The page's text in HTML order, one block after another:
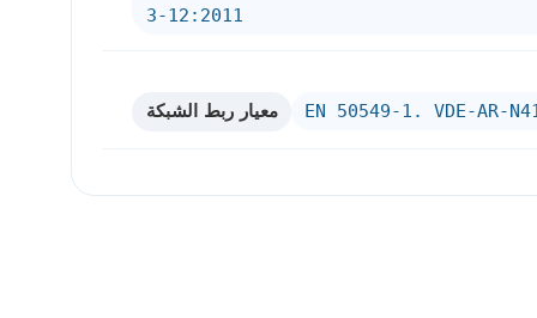
3-12:2011
معيار ربط الشبكة EN 50549-1. VDE-AR-